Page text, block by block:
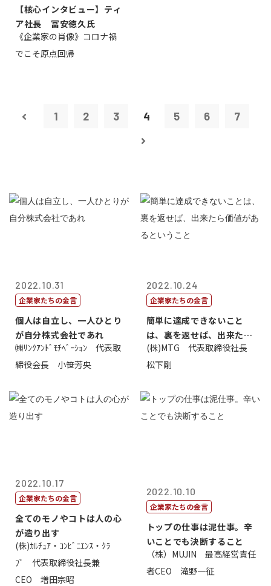
【核心インタビュー】ティ
ア社長 冨安徳久氏
《企業家の肖像》コロナ禍
でこそ原点回帰
1 2 3 4 5 6 7
2022.10.31
企業家たちの金言
個人は自立し、一人ひとり
が自分株式会社であれ
㈱ﾘﾝｸｱﾝﾄﾞﾓﾁﾍﾞｰｼｮﾝ 代表取
締役会長 小笹芳央
2022.10.24
企業家たちの金言
簡単に達成できないこと
は、裏を返せば、出来たら
価値があるとい...
(株)MTG 代表取締役社長
松下剛
2022.10.17
企業家たちの金言
全てのモノやコトは人の心
が造り出す
(株)ｶﾙﾁｭｱ・ｺﾝﾋﾞﾆｴﾝｽ・ｸﾗ
ﾌﾞ 代表取締役社長兼
CEO 増田宗昭
2022.10.10
企業家たちの金言
トップの仕事は泥仕事。辛
いことでも決断すること
（株）MUJIN 最高経営責任
者CEO 滝野一征